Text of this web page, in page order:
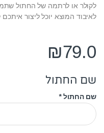
לקולר או לרתמה של החתול
לאיבוד המוצא יוכל ליצור
₪79.0
שם החתול
שם החתול*